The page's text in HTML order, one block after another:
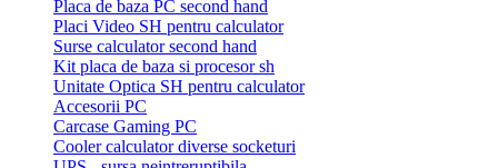
Placa de baza PC second hand
Placi Video SH pentru calculator
Surse calculator second hand
Kit placa de baza si procesor sh
Unitate Optica SH pentru calculator
Accesorii PC
Carcase Gaming PC
Cooler calculator diverse socketuri